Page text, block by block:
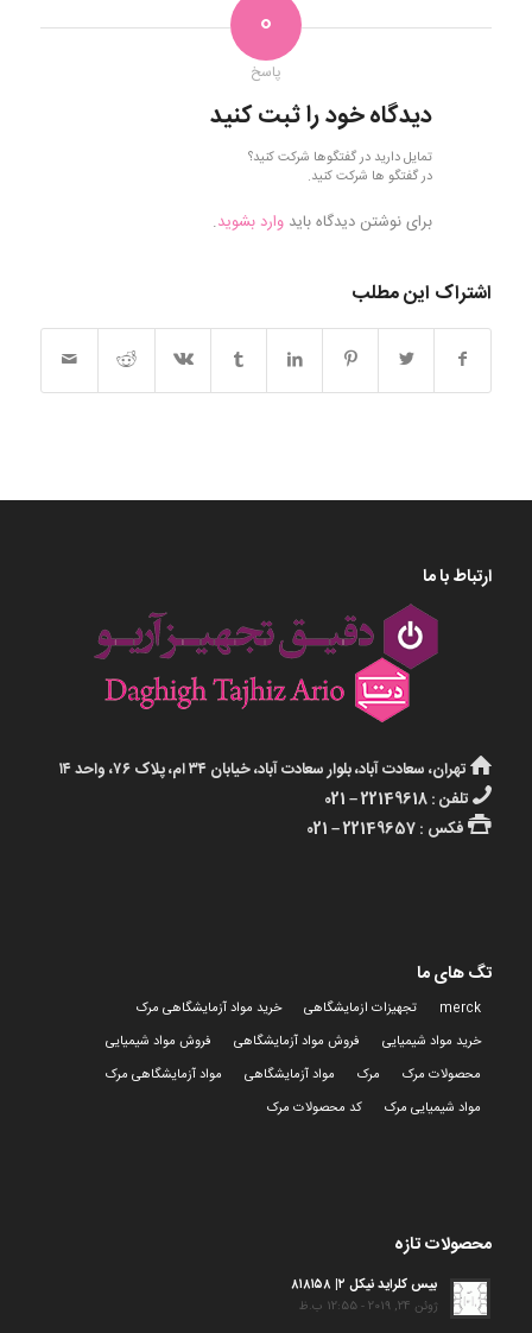
0
پاسخ
دیدگاه خود را ثبت کنید
تمایل دارید در گفتگوها شرکت کنید؟
در گفتگو ها شرکت کنید.
برای نوشتن دیدگاه باید وارد بشوید.
اشتراک این مطلب
ارتباط با ما
تهران، سعادت آباد، بلوار سعادت آباد، خیابان ۳۴ ام، پلاک ۷۶، واحد ۱۴
تلفن : 22149618 – 021
فکس : 22149657 – 021
تگ های ما
merck تجهیزات ازمایشگاهی
خرید مواد آزمایشگاهی مرک
خرید مواد شیمیایی
فروش مواد آزمایشگاهی
فروش مواد شیمیایی
محصولات مرک
مرک مواد آزمایشگاهی
مواد آزمایشگاهی مرک
مواد شیمیایی مرک
کد محصولات مرک
محصولات تازه
بیس کلراید نیکل ۲| ۸۱۸۱۵۸
ژوئن 24, 2019 - 12:55 ب.ظ